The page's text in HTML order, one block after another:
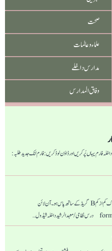
صحت
علماء و عالمات
مدارس داخلے
وفاق المدارس
مطابق 2026-2027 دورہ حدیث داخلہ فارم یہاں پُر کریں اور ڈاؤن لوڈ کریں: فارم لنک جدید طلبہ :
معہد الرشید العربی (درجۂ تمہیدی) تعلیمی قابلیت: عصری تعلیم میٹرک کم از کم B گریڈ کے ساتھ پاس ہو۔ آن لائن